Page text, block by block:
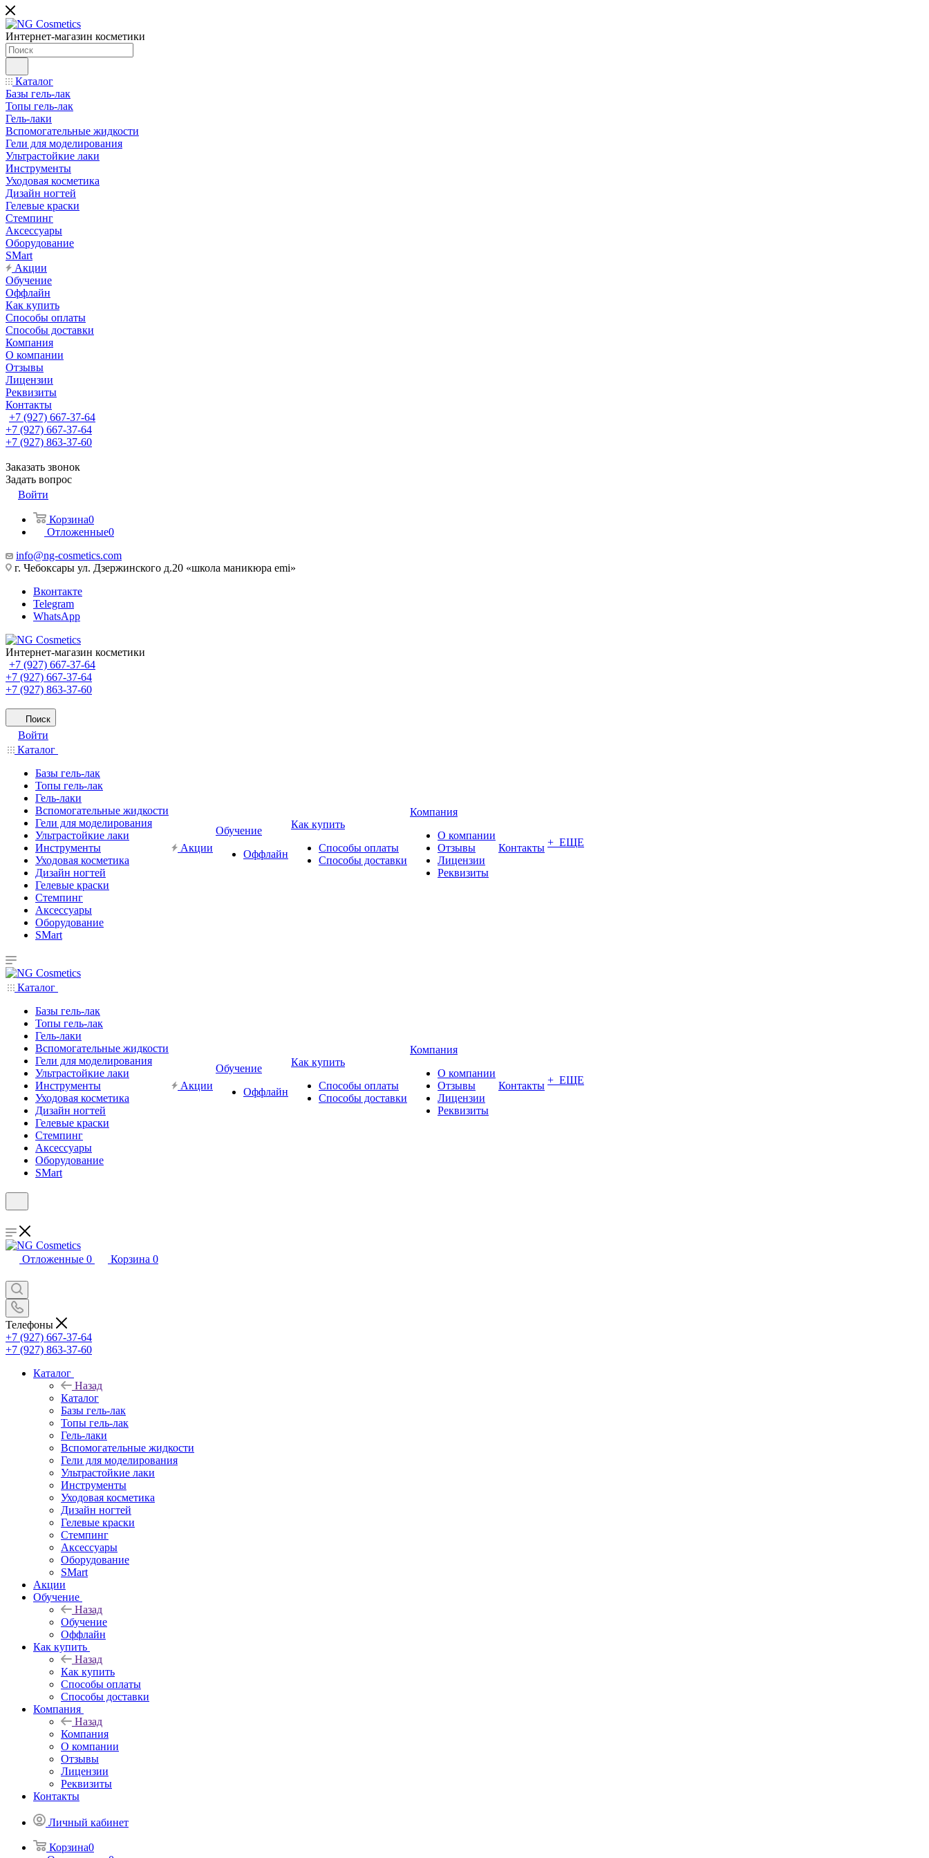
Интернет-магазин косметики
Каталог
Базы гель-лак
Топы гель-лак
Гель-лаки
Вспомогательные жидкости
Гели для моделирования
Ультрастойкие лаки
Инструменты
Уходовая косметика
Дизайн ногтей
Гелевые краски
Стемпинг
Аксессуары
Оборудование
SMart
Акции
Обучение
Оффлайн
Как купить
Способы оплаты
Способы доставки
Компания
О компании
Отзывы
Лицензии
Реквизиты
Контакты
+7 (927) 667-37-64
+7 (927) 667-37-64
+7 (927) 863-37-60
Заказать звонок
Задать вопрос
Войти
Корзина0
Отложенные0
info@ng-cosmetics.com
г. Чебоксары ул. Дзержинского д.20 «школа маникюра emi»
Вконтакте
Telegram
WhatsApp
Интернет-магазин косметики
+7 (927) 667-37-64
+7 (927) 667-37-64
+7 (927) 863-37-60
Поиск
Войти
Каталог
Базы гель-лак
Топы гель-лак
Гель-лаки
Вспомогательные жидкости
Гели для моделирования
Ультрастойкие лаки
Инструменты
Уходовая косметика
Дизайн ногтей
Гелевые краски
Стемпинг
Аксессуары
Оборудование
SMart
Акции
Обучение
Оффлайн
Как купить
Способы оплаты
Способы доставки
Компания
О компании
Отзывы
Лицензии
Реквизиты
Контакты + ЕЩЕ
Каталог
Базы гель-лак
Топы гель-лак
Гель-лаки
Вспомогательные жидкости
Гели для моделирования
Ультрастойкие лаки
Инструменты
Уходовая косметика
Дизайн ногтей
Гелевые краски
Стемпинг
Аксессуары
Оборудование
SMart
Акции
Обучение
Оффлайн
Как купить
Способы оплаты
Способы доставки
Компания
О компании
Отзывы
Лицензии
Реквизиты
Контакты + ЕЩЕ
Отложенные 0 Корзина 0
Телефоны
+7 (927) 667-37-64
+7 (927) 863-37-60
Каталог
Назад
Каталог
Базы гель-лак
Топы гель-лак
Гель-лаки
Вспомогательные жидкости
Гели для моделирования
Ультрастойкие лаки
Инструменты
Уходовая косметика
Дизайн ногтей
Гелевые краски
Стемпинг
Аксессуары
Оборудование
SMart
Акции
Обучение
Назад
Обучение
Оффлайн
Как купить
Назад
Как купить
Способы оплаты
Способы доставки
Компания
Назад
Компания
О компании
Отзывы
Лицензии
Реквизиты
Контакты
Личный кабинет
Корзина0